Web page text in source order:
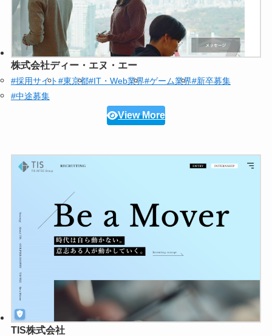
株式会社ディー・エヌ・エー
#採用サイト#東京都#IT・Web業界#ゲーム業界#新卒募集
#中途募集
View More
TIS株式会社